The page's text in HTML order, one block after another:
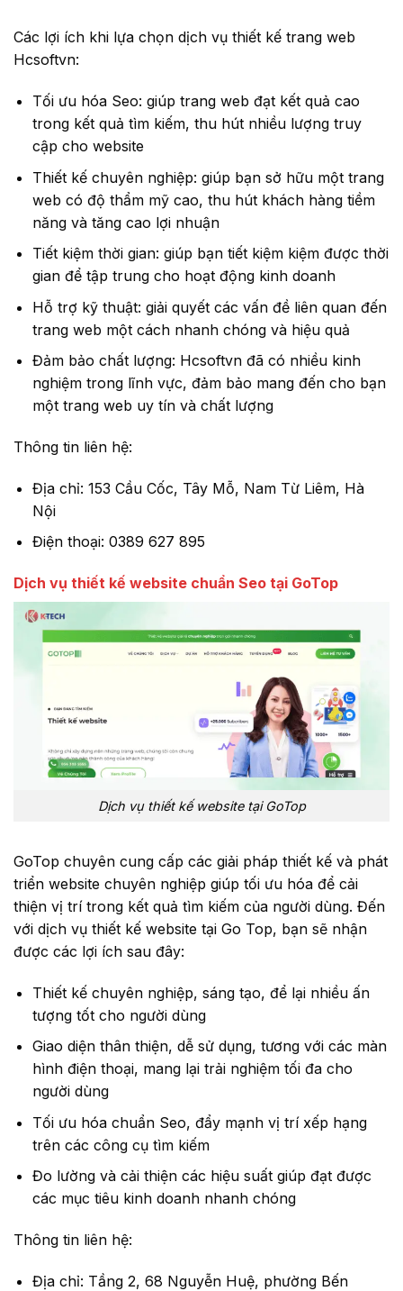
Các lợi ích khi lựa chọn dịch vụ thiết kế trang web
Hcsoftvn:
Tối ưu hóa Seo: giúp trang web đạt kết quả cao
trong kết quả tìm kiếm, thu hút nhiều lượng truy
cập cho website
Thiết kế chuyên nghiệp: giúp bạn sở hữu một trang
web có độ thẩm mỹ cao, thu hút khách hàng tiềm
năng và tăng cao lợi nhuận
Tiết kiệm thời gian: giúp bạn tiết kiệm kiệm được thời
gian để tập trung cho hoạt động kinh doanh
Hỗ trợ kỹ thuật: giải quyết các vấn đề liên quan đến
trang web một cách nhanh chóng và hiệu quả
Đảm bảo chất lượng: Hcsoftvn đã có nhiều kinh
nghiệm trong lĩnh vực, đảm bảo mang đến cho bạn
một trang web uy tín và chất lượng
Thông tin liên hệ:
Địa chỉ: 153 Cầu Cốc, Tây Mỗ, Nam Từ Liêm, Hà
Nội
Điện thoại: 0389 627 895
Dịch vụ thiết kế website chuẩn Seo tại GoTop
Dịch vụ thiết kế website tại GoTop
GoTop chuyên cung cấp các giải pháp thiết kế và phát
triển website chuyên nghiệp giúp tối ưu hóa để cải
thiện vị trí trong kết quả tìm kiếm của người dùng. Đến
với dịch vụ thiết kế website tại Go Top, bạn sẽ nhận
được các lợi ích sau đây:
Thiết kế chuyên nghiệp, sáng tạo, để lại nhiều ấn
tượng tốt cho người dùng
Giao diện thân thiện, dễ sử dụng, tương với các màn
hình điện thoại, mang lại trải nghiệm tối đa cho
người dùng
Tối ưu hóa chuẩn Seo, đẩy mạnh vị trí xếp hạng
trên các công cụ tìm kiếm
Đo lường và cải thiện các hiệu suất giúp đạt được
các mục tiêu kinh doanh nhanh chóng
Thông tin liên hệ:
Địa chỉ: Tầng 2, 68 Nguyễn Huệ, phường Bến